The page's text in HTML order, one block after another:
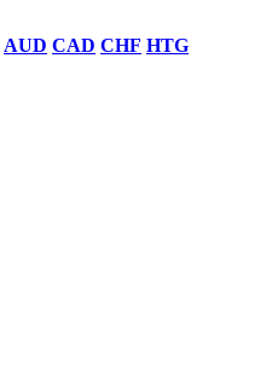
AUD CAD CHF HTG